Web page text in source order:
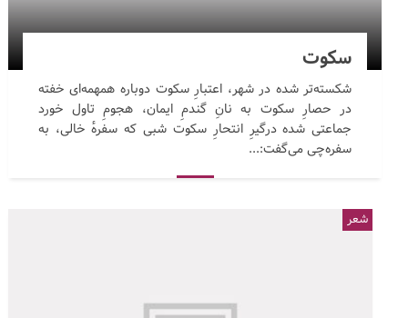
سکوت
شکسته‌تر شده در شهر، اعتبارِ سکوت دوباره همهمه‌ای خفته
در حصارِ سکوت به نانِ گندمِ ایمان، هجومِ تاول خورد
جماعتی شده درگیرِ انتحارِ سکوت شبی که سفرهٔ خالی، به
سفره‌چی می‌گفت:...
شعر